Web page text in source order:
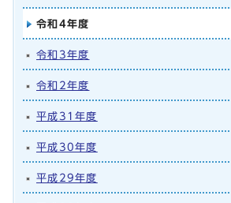
令和4年度
令和3年度
令和2年度
平成31年度
平成30年度
平成29年度